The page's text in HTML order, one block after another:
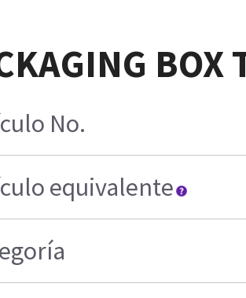
BOX
No.
equivalente